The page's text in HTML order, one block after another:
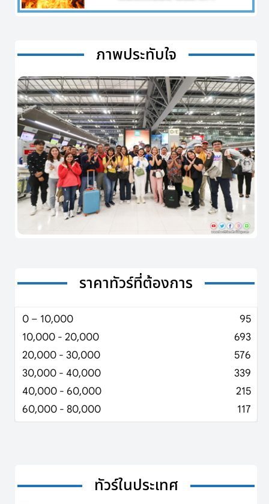
ภาพประทับใจ
ราคาทัวร์ที่ต้องการ
0 – 10,000
95
10,000 - 20,000
693
20,000 - 30,000
576
30,000 - 40,000
339
40,000 - 60,000
215
60,000 - 80,000
117
ทัวร์ในประเทศ